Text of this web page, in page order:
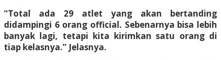
“Total ada 29 atlet yang akan bertanding
didampingi 6 orang official. Sebenarnya bisa lebih
banyak lagi, tetapi kita kirimkan satu orang di
tiap kelasnya.” Jelasnya.